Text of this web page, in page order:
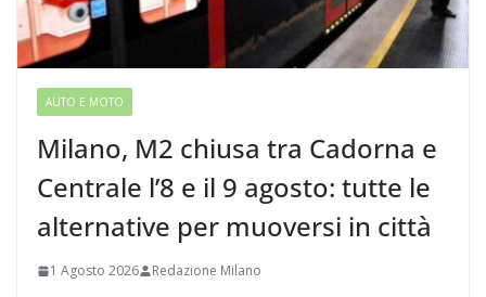
AUTO E MOTO
Milano, M2 chiusa tra Cadorna e
Centrale l’8 e il 9 agosto: tutte le
alternative per muoversi in città
1 Agosto 2026 Redazione Milano